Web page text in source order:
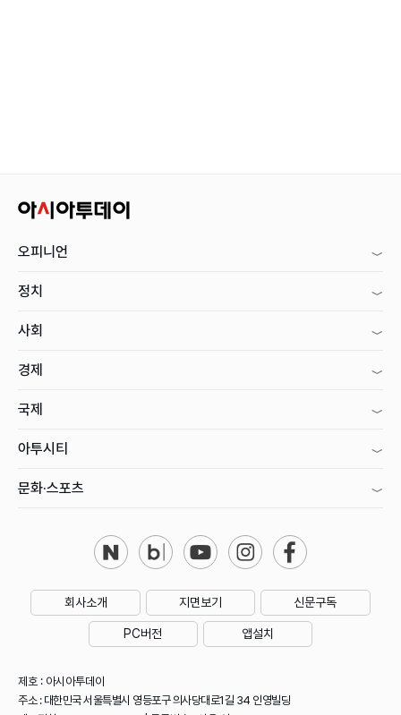
오피니언
정치
사회
경제
국제
아투시티
문화·스포츠
회사소개 지면보기 신문구독
PC버전 앱설치
제호 : 아시아투데이
주소 : 대한민국 서울특별시 영등포구 의사당대로1길 34 인영빌딩